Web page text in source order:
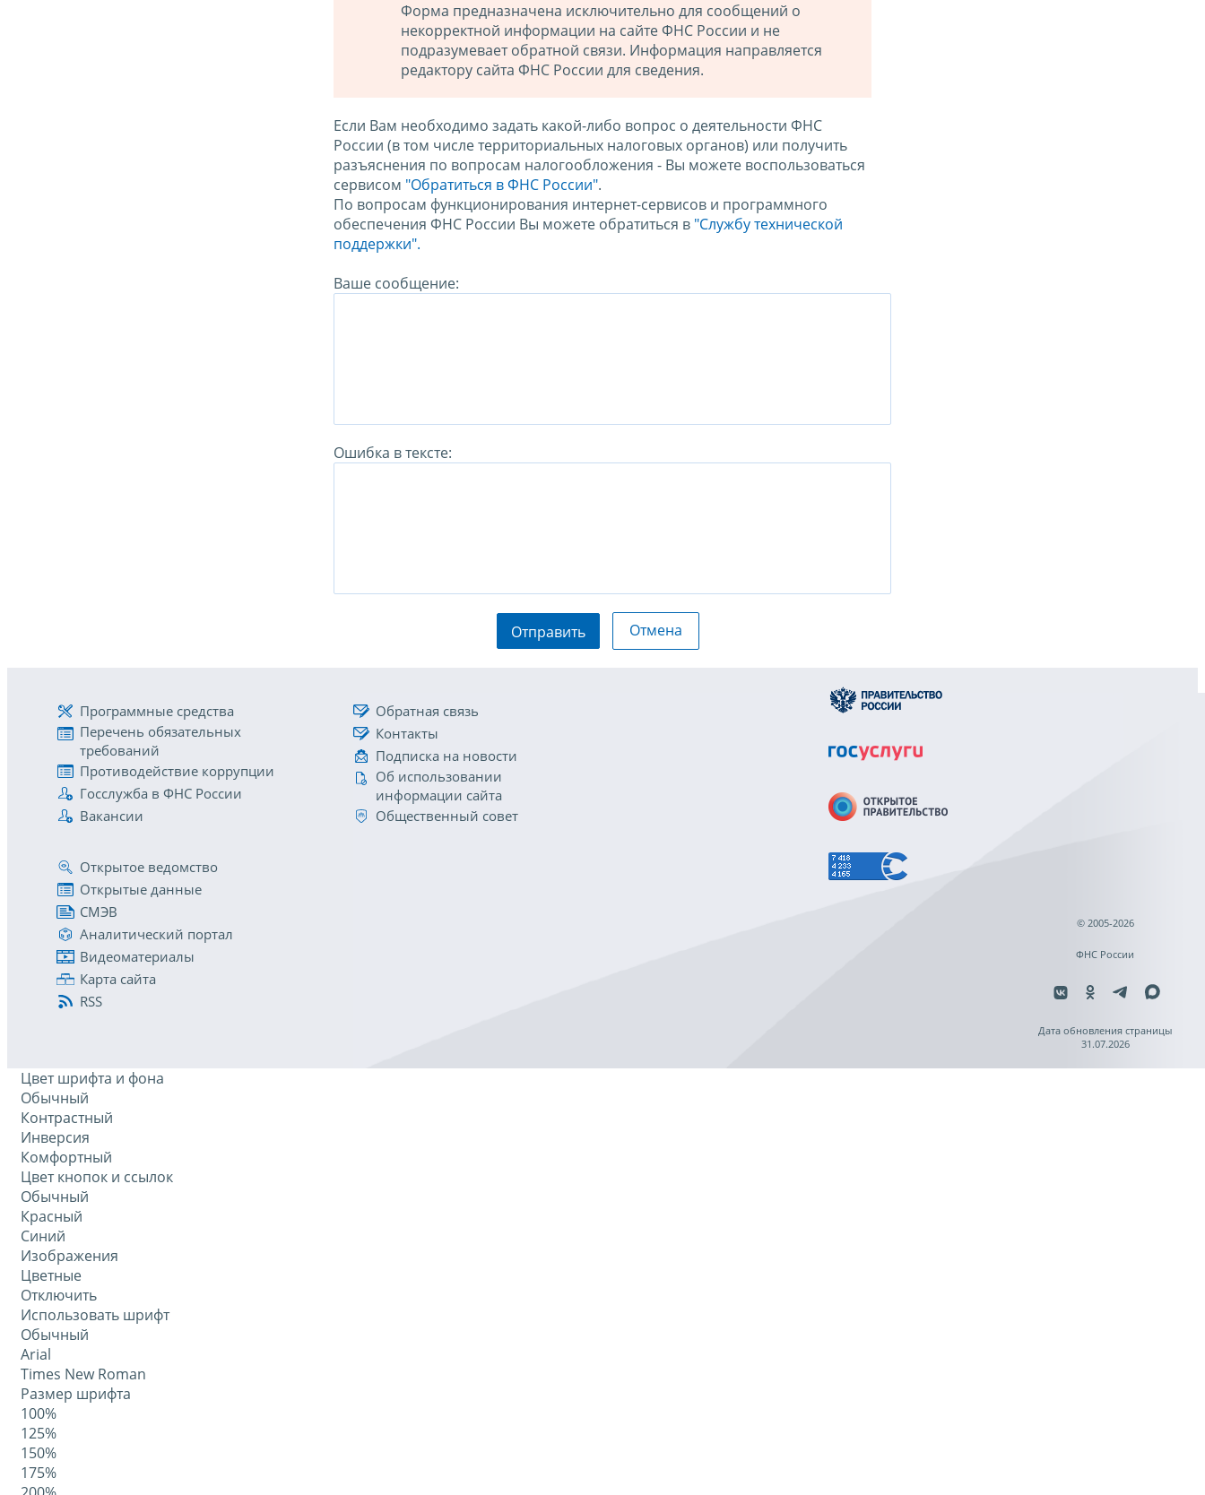
Форма предназначена исключительно для сообщений о
некорректной информации на сайте ФНС России и не
подразумевает обратной связи. Информация направляется
редактору сайта ФНС России для сведения.
Если Вам необходимо задать какой-либо вопрос о деятельности ФНС
России (в том числе территориальных налоговых органов) или получить
разъяснения по вопросам налогообложения - Вы можете воспользоваться
сервисом "Обратиться в ФНС России".
По вопросам функционирования интернет-сервисов и программного
обеспечения ФНС России Вы можете обратиться в "Службу технической
поддержки".
Ваше сообщение:
Ошибка в тексте:
Отправить Отмена
Программные средства
Перечень обязательных
требований
Противодействие коррупции
Госслужба в ФНС России
Вакансии
Обратная связь
Контакты
Подписка на новости
Об использовании
информации сайта
Общественный совет
Открытое ведомство
Открытые данные
СМЭВ
Аналитический портал
Видеоматериалы
Карта сайта
RSS
© 2005-2026
ФНС России
Дата обновления страницы
31.07.2026
Цвет шрифта и фона
Обычный
Контрастный
Инверсия
Комфортный
Цвет кнопок и ссылок
Обычный
Красный
Синий
Изображения
Цветные
Отключить
Использовать шрифт
Обычный
Arial
Times New Roman
Размер шрифта
100%
125%
150%
175%